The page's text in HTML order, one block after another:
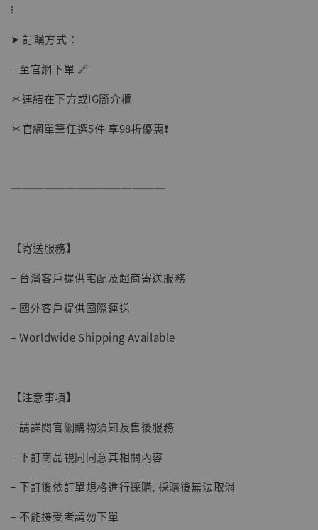
【店內現貨】海賊王 系列蒐藏雕像 布魯克達
摩 [7STARS Studio]
⁝
➤ 訂購方式：
– 至官網下單 🔗
＊連結在下方或IG簡介欄
＊官網單筆任選5件 享98折優惠❗️
──────────────
【寄送服務】
– 台灣客戶提供宅配及超商寄送服務
– 國外客戶提供國際運送
– Worldwide Shipping Available
【注意事項】
– 請詳閱官網購物須知及售後服務
– 下訂商品視同同意其相關內容
– 下訂後依訂單規格進行採購, 採購後無法取消
– 不能接受者請勿下單